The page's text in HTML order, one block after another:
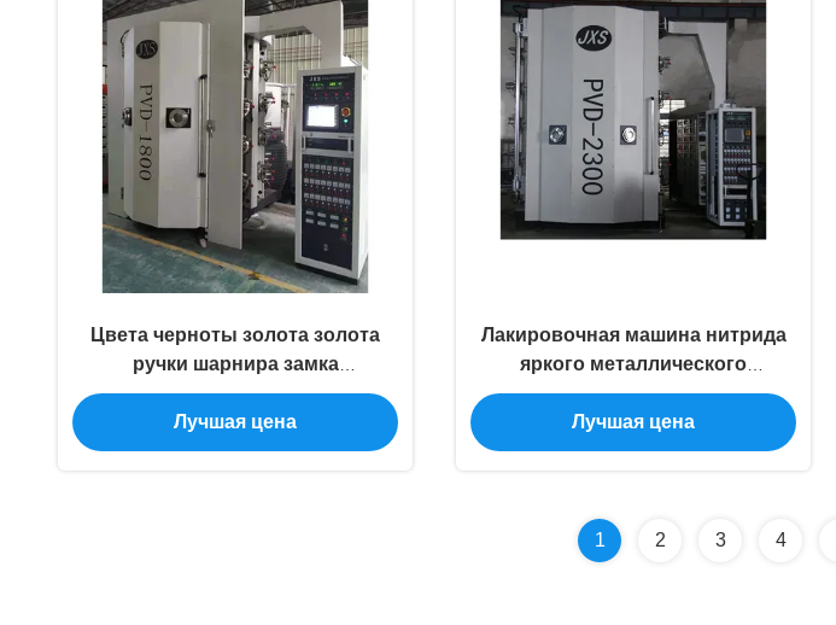
Цвета черноты золота золота
ручки шарнира замка
оборудование для нанесения
покрытия нитрида розового
Титанюм
Лучшая цена
Лакировочная машина нитрида
яркого металлического
покрытия золота оборудования
вспомогательного ПВД
нержавеющей стали лоска
Лучшая цена
1 2 3 4